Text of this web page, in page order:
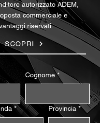
autorizzato ADEM,
commerciale e
riservati.
SCOPRI
Cognome *
* Provincia *